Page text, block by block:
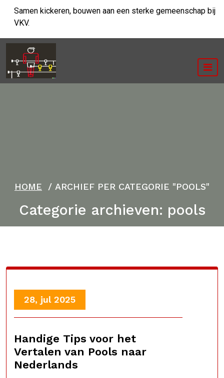
naar
inhoud
Samen kickeren, bouwen aan een sterke gemeenschap bij
VKV.
HOME / ARCHIEF PER CATEGORIE "POOLS"
Categorie archieven: pools
28, jul 2025
Handige Tips voor het
Vertalen van Pools naar
Nederlands